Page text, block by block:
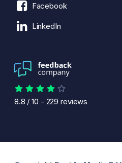
Facebook
LinkedIn
8.8 /10 - 229 reviews